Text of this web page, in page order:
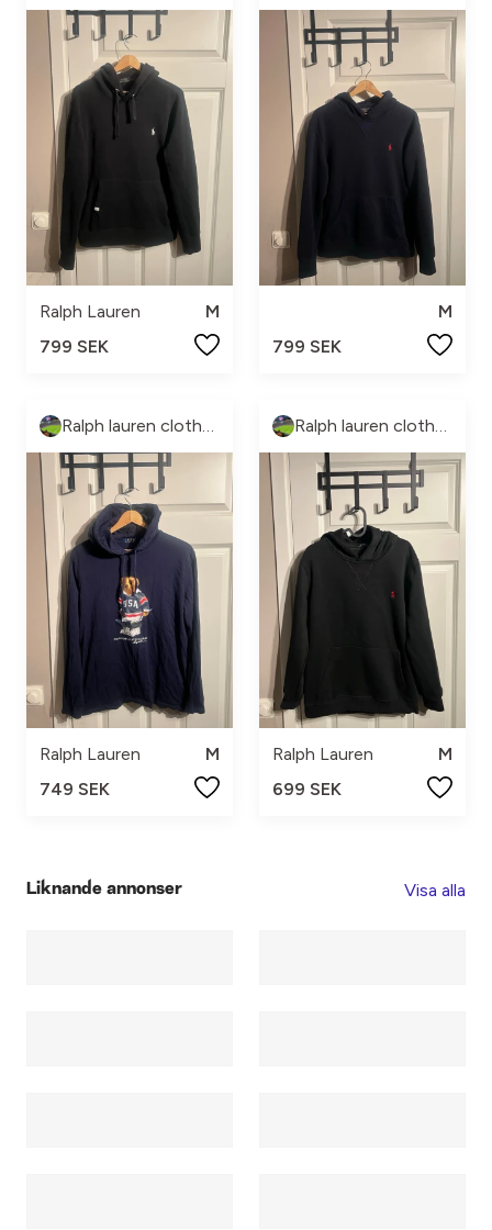
Ralph Lauren
M
799 SEK
M
799 SEK
Ralph lauren clothes
Ralph Lauren
M
749 SEK
Ralph lauren clothes
Ralph Lauren
M
699 SEK
Liknande annonser Visa alla